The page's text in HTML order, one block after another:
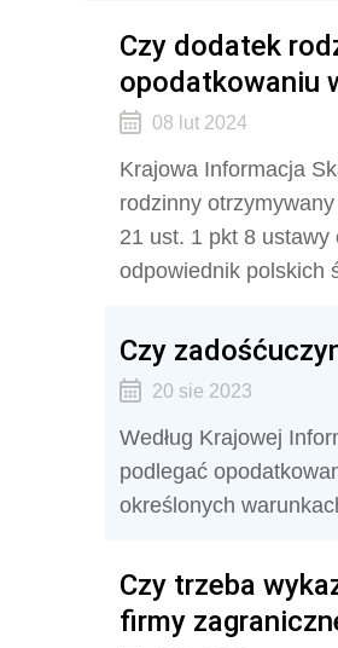
Czy dodatek
opodatkowaniu
08 lut 2024
Krajowa Informacja
rodzinny
21 ust. 1 pkt 8
odpowiednik polskich
Czy
20 sie 2023
Według Krajowej
podlegać
określonych
Czy trzeba
firmy